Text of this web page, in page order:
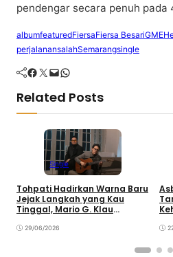
реndеngаr secara реnuh pada
albumfeaturedFiersaFiersa BesariGME
perjalanansalahSemarangsingle
Facebook Twitter Mail WhatsApp
Related Posts
Single
Tohpati Hadirkan Warna Baru
Jejak Langkah yang Kau
Tinggal, Mario G. Klau
29/06/2026